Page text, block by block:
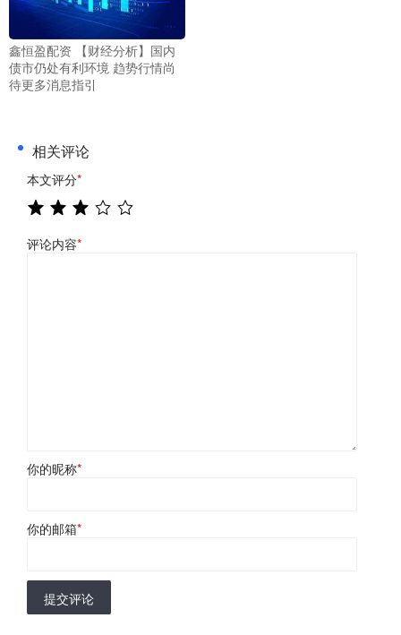
鑫恒盈配资 【财经分析】国内
债市仍处有利环境 趋势行情尚
待更多消息指引
相关评论
本文评分*
评论内容*
你的昵称*
你的邮箱*
提交评论